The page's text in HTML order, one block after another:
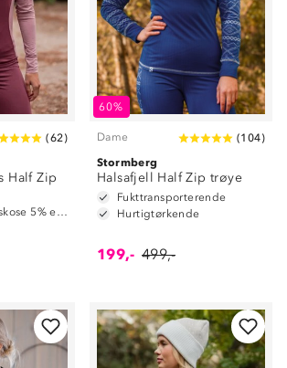
(62)
Half Zip
95% bambusviskose 5% elastan
60%
Dame (104)
Stormberg
Halsafjell Half Zip trøye
Fukttransporterende
Hurtigtørkende
199,- 499,-